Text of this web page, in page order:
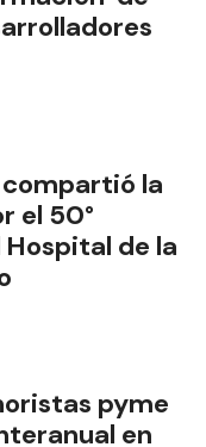
la
el 50°
de la
pyme
en